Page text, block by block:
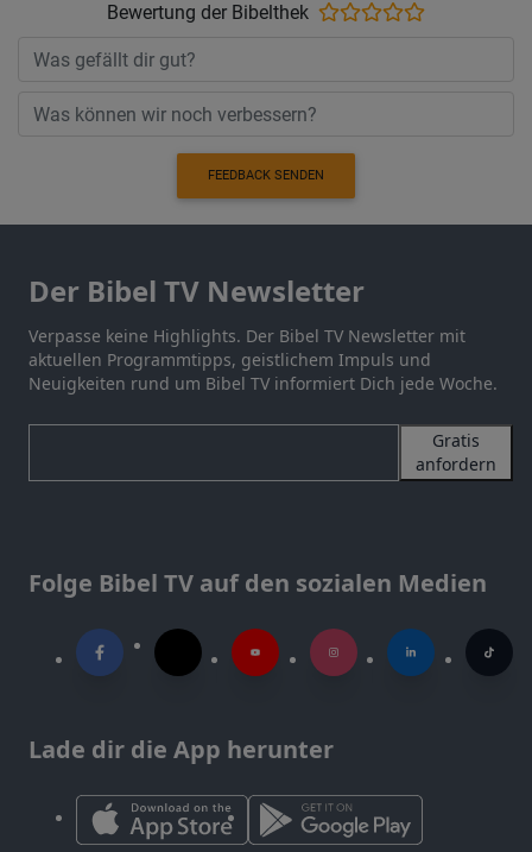
Bewertung der Bibelthek
FEEDBACK SENDEN
Der Bibel TV Newsletter
Verpasse keine Highlights. Der Bibel TV Newsletter mit
aktuellen Programmtipps, geistlichem Impuls und
Neuigkeiten rund um Bibel TV informiert Dich jede Woche.
Gratis
anfordern
Folge Bibel TV auf den sozialen Medien
Lade dir die App herunter